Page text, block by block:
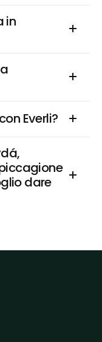
in
Everli?
dare